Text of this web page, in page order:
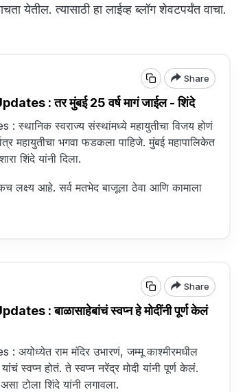
येतील. त्यासाठी हा लाईव्ह ब्लॉग शेवटपर्यंत वाचा.
Share
: तर मुंबई 25 वर्ष मागं जाईल - शिंदे
स्वराज्य संस्थांमध्ये महायुतीचा विजय होणं
महायुतीचा भगवा फडकला पाहिजे. मुंबई महापालिकेत
शिंदे यांनी दिला.
लक्ष्य आहे. सर्व मतभेद बाजूला ठेवा आणि कामाला
Share
: बाळासाहेबांचं स्वप्न हे मोदींनी पूर्ण केलं
राम मंदिर उभारणं, जम्मू काश्मीरमधील
स्वप्न होतं. ते स्वप्न नरेंद्र मोदी यांनी पूर्ण केलं.
टोला शिंदे यांनी लगावला.